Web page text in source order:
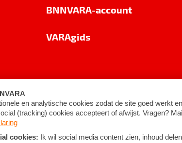
BNNVARA-account
VARAgids
voorwaarden ©2026BNNVARA